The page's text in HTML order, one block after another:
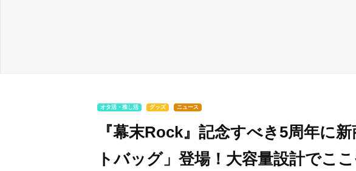
オタ活・推し活 グッズ ニュース
『幕末Rock』記念すべき5周年に
トバッグ」登場！大容量設計でこ